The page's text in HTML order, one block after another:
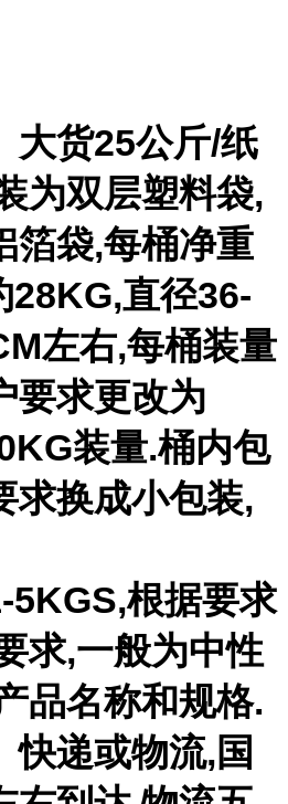
大货25公斤/纸
为双层塑料袋,
箔袋,每桶净重
28KG,直径36-
左右,每桶装量
要求更改为
装量.桶内包
求换成小包装,
5KGS,根据要求
求,一般为中性
品名称和规格.
快递或物流,国